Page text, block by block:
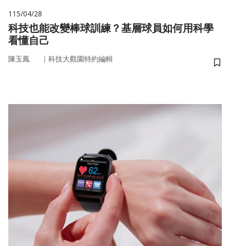
115/04/28
科技也能改變棒球訓練？基層球員如何用科學
看懂自己
陳玉鳳 ｜ 科技大觀園特約編輯
儲